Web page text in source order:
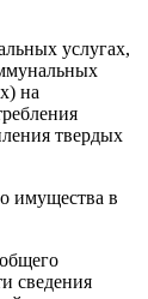
услугах,
на
твердых
имущества в
сведения